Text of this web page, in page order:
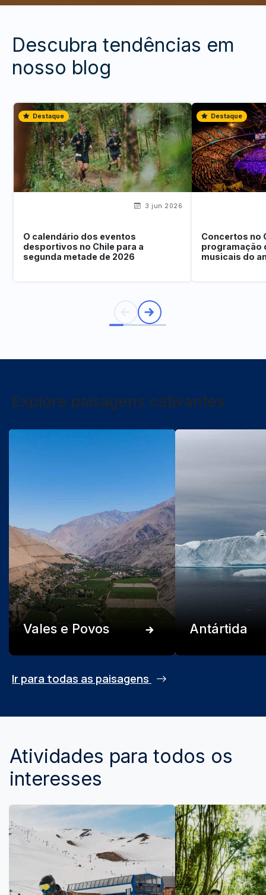
Descubra tendências em
nosso blog
Destaque
3 jun 2026
O calendário dos eventos
desportivos no Chile para a
segunda metade de 2026
Destaque
Concertos no
programação
musicais do
Explore paisagens cativantes
Vales e Povos Antártida
Ir para todas as paisagens
Atividades para todos os
interesses